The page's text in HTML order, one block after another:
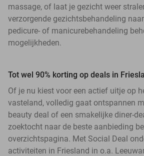
massage, of laat je gezicht weer
verzorgende gezichtsbehandeling
pedicure- of manicurebehandeling
mogelijkheden.
Tot wel 90% korting op deals in
Of je nu kiest voor een actief uitje op
vasteland, volledig gaat ontspannen
beauty deal of een smakelijke diner-
zoektocht naar de beste aanbieding
overzichtspagina. Met Social Deal
activiteiten in Friesland in o.a.